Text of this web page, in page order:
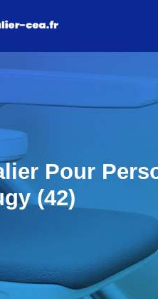
Pour
(42)